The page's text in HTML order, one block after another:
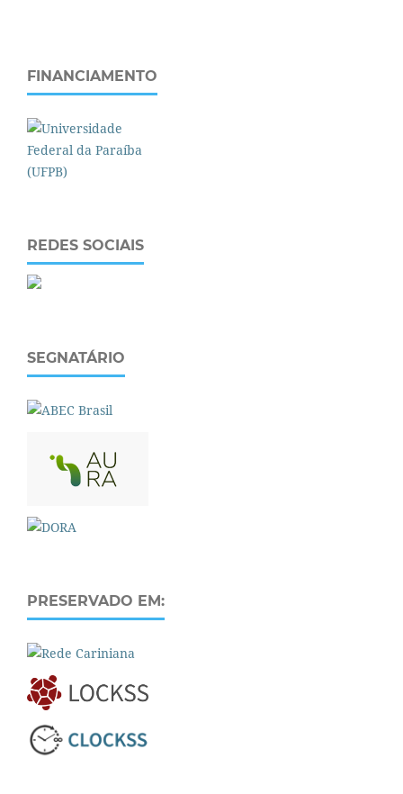
FINANCIAMENTO
REDES SOCIAIS
SEGNATÁRIO
PRESERVADO EM: